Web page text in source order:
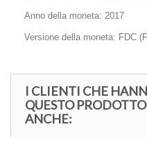
Anno della moneta: 2017
Versione della moneta: FDC
I CLIENTI CHE
QUESTO
ANCHE: